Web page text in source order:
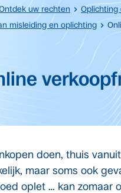
uw rechten
Oplichting
misleiding en oplichting
hoofdinhoud
doen, thuis
maar soms ook
oplet … kan zomaar